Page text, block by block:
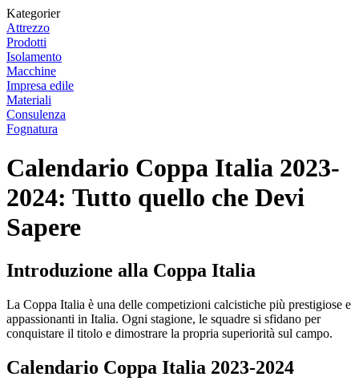
Kategorier
Attrezzo
Prodotti
Isolamento
Macchine
Impresa edile
Materiali
Consulenza
Fognatura
Calendario Coppa Italia 2023-
2024: Tutto quello che Devi
Sapere
Introduzione alla Coppa Italia
La Coppa Italia è una delle competizioni calcistiche più prestigiose e
appassionanti in Italia. Ogni stagione, le squadre si sfidano per
conquistare il titolo e dimostrare la propria superiorità sul campo.
Calendario Coppa Italia 2023-2024